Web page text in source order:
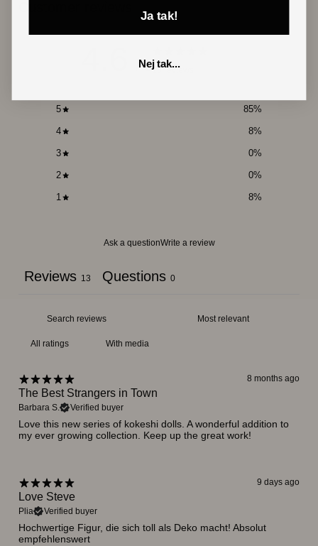
/ 513 reviews
5 85%
4 8%
3 0%
2 0%
1 8%
Ask a questionWrite a review
Reviews 13 Questions 0
With media
8 months ago
The Best Strangers in Town
Barbara S. Verified buyer
Love this new series of kokeshi dolls. A wonderful addition to
my ever growing collection. Keep up the great work!
9 days ago
Love Steve
Plia Verified buyer
Hochwertige Figur, die sich toll als Deko macht! Absolut
empfehlenswert
Ja tak!
Nej tak...